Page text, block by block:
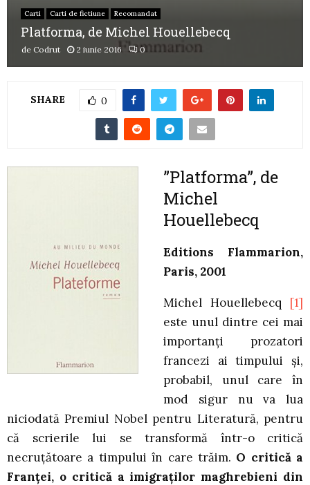
Carti Carti de fictiune Recomandat
Platforma, de Michel Houellebecq
de Codrut 2 iunie 2016 0
SHARE 0
”Platforma”, de
Michel
Houellebecq
Editions Flammarion,
Paris, 2001
Michel Houellebecq [1]
este unul dintre cei mai
importanţi prozatori
francezi ai timpului şi,
probabil, unul care în
mod sigur nu va lua
niciodată Premiul Nobel pentru Literatură, pentru
că scrierile lui se transformă într-o critică
necruţătoare a timpului în care trăim. O critică a
Franţei, o critică a imigraţilor maghrebieni din